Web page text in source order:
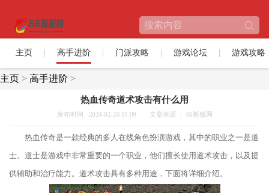
主页 高手进阶 门派攻略 游戏论坛 游戏攻略
主页 > 高手进阶 >
热血传奇道术攻击有什么用
发布时间 : 2024-02-26 11:09 文章来源 ： 66新服网
热血传奇是一款经典的多人在线角色扮演游戏，其中的职业之一是道
士。道士是游戏中非常重要的一个职业，他们擅长使用道术攻击，以及提
供辅助和治疗能力。道术攻击具有多种用途，下面将详细介绍。